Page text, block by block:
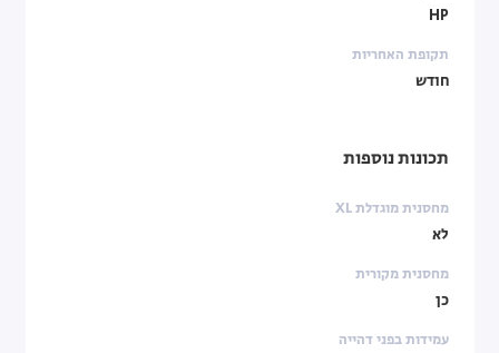
HP
תקופת האחריות
חודש
תכונות נוספות
מחסנית מוגדלת XL
לא
מחסנית מקורית
כן
עמידות בפני דהייה